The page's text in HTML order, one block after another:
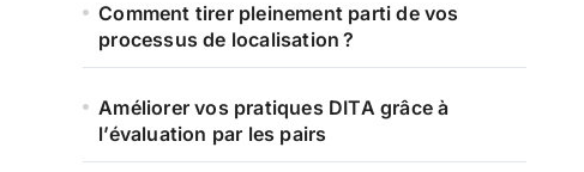
Comment tirer pleinement parti de vos
processus de localisation ?
Améliorer vos pratiques DITA grâce à
l’évaluation par les pairs